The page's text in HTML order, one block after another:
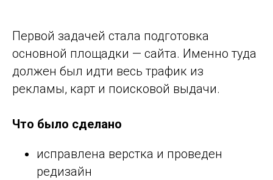
Первой задачей стала подготовка
основной площадки — сайта. Именно туда
должен был идти весь трафик из
рекламы, карт и поисковой выдачи.
Что было сделано
исправлена верстка и проведен
редизайн